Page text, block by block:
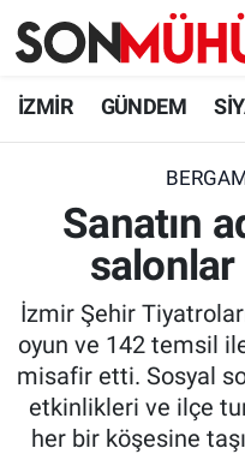
İZMİR GÜNDEM
Sanatın
salonlar
İzmir Şehir
oyun ve 142 temsil
misafir etti. Sosyal
etkinlikleri ve ilçe
her bir köşesine
İzmir Nöbetçi
İzmir Namaz
İzmir Trafik
Süper Lig Puan
Tüm Manşetler